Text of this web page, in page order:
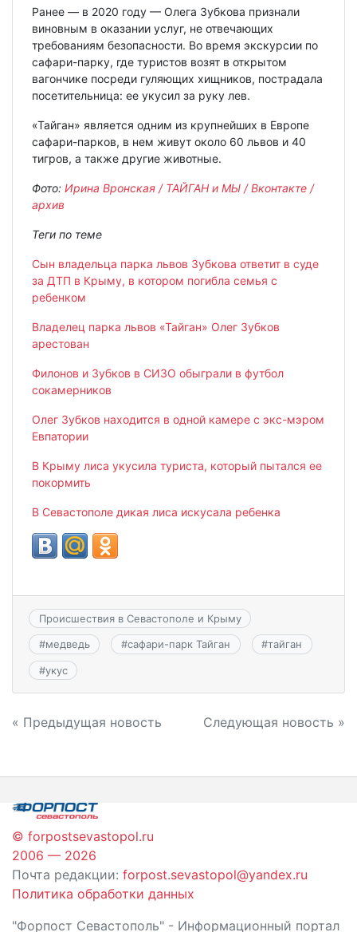
Ранее — в 2020 году — Олега Зубкова признали
виновным в оказании услуг, не отвечающих
требованиям безопасности. Во время экскурсии по
сафари-парку, где туристов возят в открытом
вагончике посреди гуляющих хищников, пострадала
посетительница: ее укусил за руку лев.
«Тайган» является одним из крупнейших в Европе
сафари-парков, в нем живут около 60 львов и 40
тигров, а также другие животные.
Фото: Ирина Вронская / ТАЙГАН и МЫ / Вконтакте /
архив
Теги по теме
Сын владельца парка львов Зубкова ответит в суде
за ДТП в Крыму, в котором погибла семья с
ребенком
Владелец парка львов «Тайган» Олег Зубков
арестован
Филонов и Зубков в СИЗО обыграли в футбол
сокамерников
Олег Зубков находится в одной камере с экс-мэром
Евпатории
В Крыму лиса укусила туриста, который пытался ее
покормить
В Севастополе дикая лиса искусала ребенка
Происшествия в Севастополе и Крыму
#медведь #сафари-парк Тайган #тайган
#укус
Навигация
записям
« Предыдущая новость Следующая новость »
© forpostsevastopol.ru
2006 — 2026
Почта редакции: forpost.sevastopol@yandex.ru
Политика обработки данных
"Форпост Севастополь" - Информационный портал